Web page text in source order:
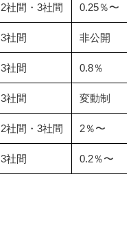
2社間・3社間 0.25％〜
3社間 非公開
3社間 0.8％
3社間 変動制
2社間・3社間 2％〜
3社間 0.2％〜